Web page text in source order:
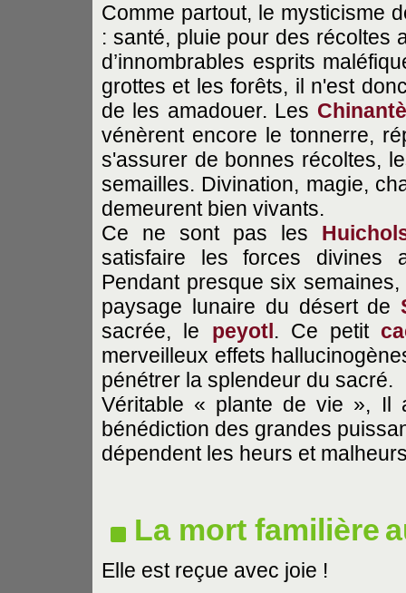
Comme partout, le mysticisme
: santé, pluie pour des récoltes
d’innombrables esprits
grottes et les forêts, il n'est
de les amadouer. Les
vénèrent encore le tonnerre,
s'assurer de bonnes récoltes,
semailles. Divination, magie,
demeurent bien vivants.
Ce ne sont pas les
satisfaire les forces divines
Pendant presque six
paysage lunaire du désert de
sacrée, le peyotl. Ce petit
merveilleux effets
pénétrer la splendeur du sacré.
Véritable « plante de vie », Il
bénédiction des grandes
dépendent les heurs et
La mort familière
Elle est reçue avec joie !